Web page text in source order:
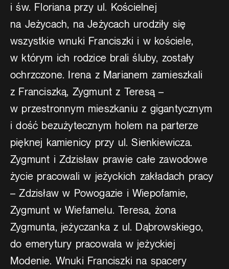
i św. Floriana przy ul. Kościelnej
na Jeżycach, na Jeżycach urodziły się
wszystkie wnuki Franciszki i w kościele,
w którym ich rodzice brali śluby, zostały
ochrzczone. Irena z Marianem zamieszkali
z Franciszką, Zygmunt z Teresą –
w przestronnym mieszkaniu z gigantycznym
i dość bezużytecznym holem na parterze
pięknej kamienicy przy ul. Sienkiewicza.
Zygmunt i Zdzisław prawie całe zawodowe
życie pracowali w jeżyckich zakładach pracy
– Zdzisław w Powogazie i Wiepofamie,
Zygmunt w Wiefamelu. Teresa, żona
Zygmunta, jeżyczanka z ul. Dąbrowskiego,
do emerytury pracowała w jeżyckiej
Modenie. Wnuki Franciszki na spacery